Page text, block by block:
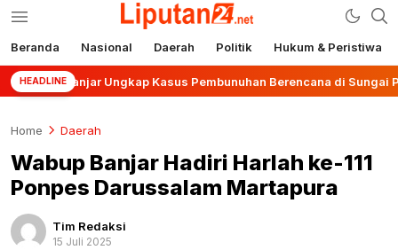
liputan24.net
Beranda Nasional Daerah Politik Hukum & Peristiwa
HEADLINE
Banjar Ungkap Kasus Pembunuhan Berencana di Sungai Pinang
Home Daerah
Wabup Banjar Hadiri Harlah ke-111
Ponpes Darussalam Martapura
Tim Redaksi
15 Juli 2025